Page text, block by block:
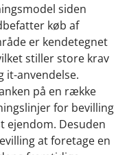
siden
køb af
er kendetegnet
stiller store krav
it-anvendelse.
på en række
for bevilling
ejendom. Desuden
at foretage en